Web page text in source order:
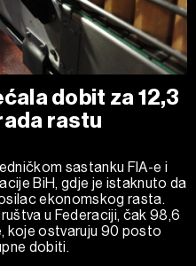
dobit za 12,3
rastu
sastanku FIA-e i
BiH, gdje je istaknuto da
ekonomskog rasta.
u Federaciji, čak 98,6
koje ostvaruju 90 posto
dobiti.